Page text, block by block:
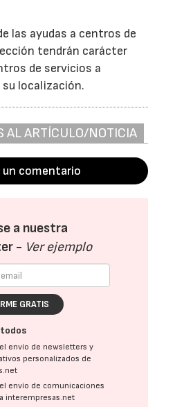
las ayudas a centros de
tendrán carácter
de servicios a
localización.
AL ARTÍCULO/NOTICIA
un comentario
a nuestra
- Ver ejemplo
GRATIS
envío de newsletters y
personalizados de
envío de comunicaciones
interempresas.net